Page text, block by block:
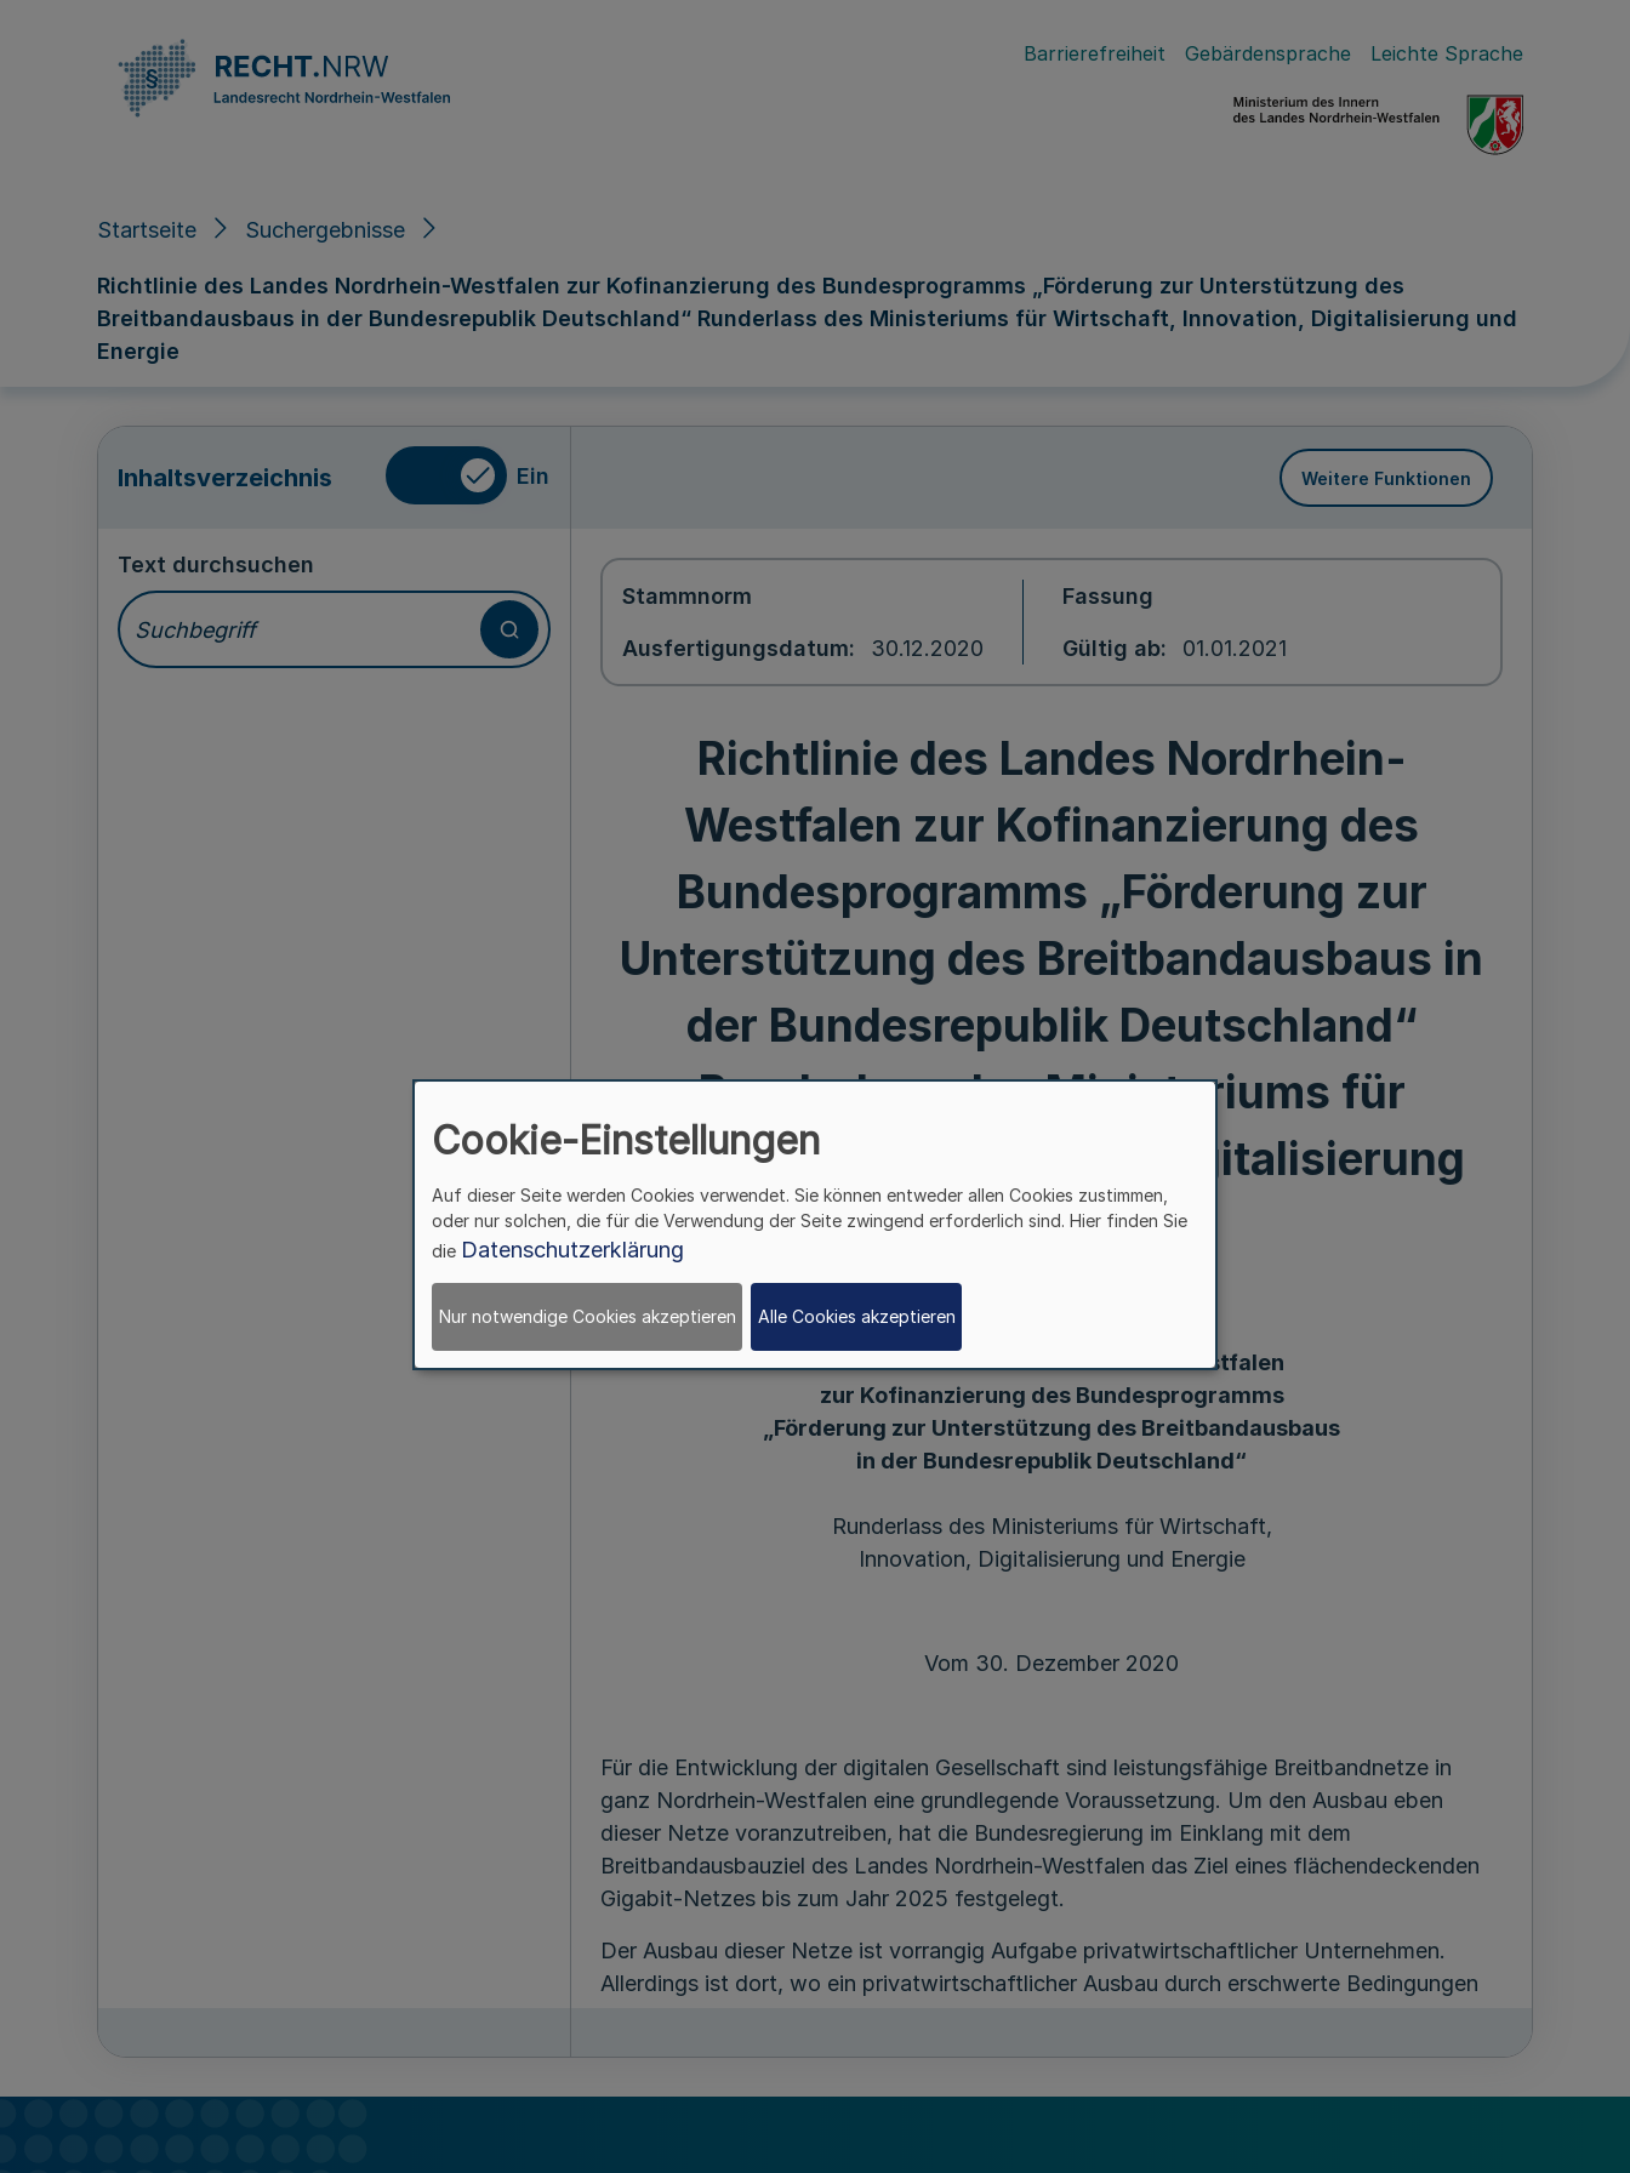
Barrierefreiheit Gebärdensprache Leichte Sprache
Startseite Suchergebnisse
Richtlinie des Landes Nordrhein-Westfalen zur Kofinanzierung des Bundesprogramms „Förderung zur Unterstützung des
Breitbandausbaus in der Bundesrepublik Deutschland“ Runderlass des Ministeriums für Wirtschaft, Innovation, Digitalisierung und
Energie
Inhaltsverzeichnis Ein Weitere Funktionen
Text durchsuchen
Stammnorm
Ausfertigungsdatum 30.12.2020
Fassung
Gültig ab 01.01.2021
Richtlinie des Landes Nordrhein-
Westfalen zur Kofinanzierung des
Bundesprogramms „Förderung zur
Unterstützung des Breitbandausbaus in
der Bundesrepublik Deutschland“
Runderlass des Ministeriums für
Wirtschaft, Innovation, Digitalisierung
und Energie
Richtlinie des Landes Nordrhein-Westfalen
zur Kofinanzierung des Bundesprogramms
„Förderung zur Unterstützung des Breitbandausbaus
in der Bundesrepublik Deutschland“
Runderlass des Ministeriums für Wirtschaft,
Innovation, Digitalisierung und Energie
Vom 30. Dezember 2020
Für die Entwicklung der digitalen Gesellschaft sind leistungsfähige Breitbandnetze in
ganz Nordrhein-Westfalen eine grundlegende Voraussetzung. Um den Ausbau eben
dieser Netze voranzutreiben, hat die Bundesregierung im Einklang mit dem
Breitbandausbauziel des Landes Nordrhein-Westfalen das Ziel eines flächendeckenden
Gigabit-Netzes bis zum Jahr 2025 festgelegt.
Der Ausbau dieser Netze ist vorrangig Aufgabe privatwirtschaftlicher Unternehmen.
Allerdings ist dort, wo ein privatwirtschaftlicher Ausbau durch erschwerte Bedingungen
Die Bundesregierung fördert deutschlandweit den Ausbau leistungsfähiger
Cookie-Einstellungen
Auf dieser Seite werden Cookies verwendet. Sie können entweder allen Cookies zustimmen,
oder nur solchen, die für die Verwendung der Seite zwingend erforderlich sind. Hier finden Sie
die Datenschutzerklärung
Nur notwendige Cookies akzeptieren Alle Cookies akzeptieren